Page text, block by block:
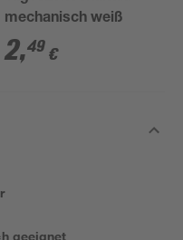
mechanisch weiß
2,49 €
geeignet